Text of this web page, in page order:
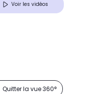
Voir les vidéos
Quitter la vue 360°